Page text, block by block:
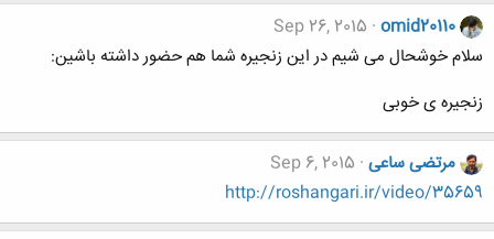
omid20110
Sep 26, 2015
سلام خوشحال می شیم در این زنجیره شما هم حضور داشته باشین:
زنجیره ی خوبی
مرتضی ساعی Sep 6, 2015
http://roshangari.ir/video/35659